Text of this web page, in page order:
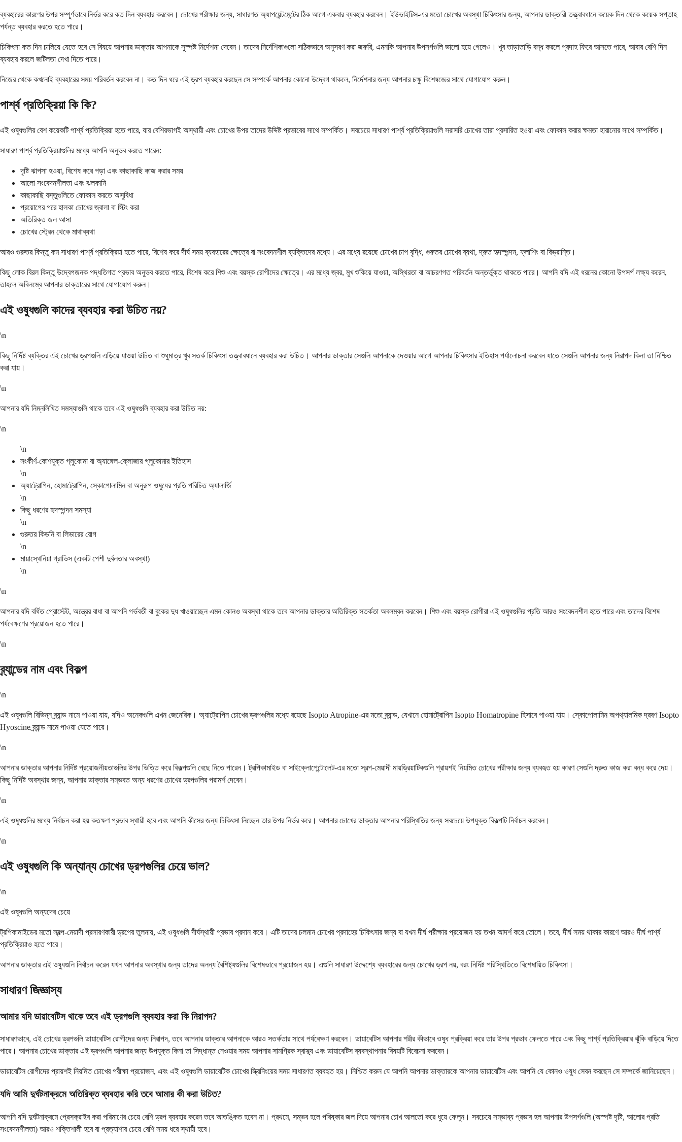
ব্যবহারের কারণের উপর সম্পূর্ণভাবে নির্ভর করে কত দিন ব্যবহার করবেন। চোখের পরীক্ষার জন্য, সাধারণত অ্যাপয়েন্টমেন্টের ঠিক আগে একবার ব্যবহার করবেন। ইউভাইটিস-এর মতো চোখের অবস্থা চিকিৎসার জন্য, আপনার ডাক্তারী তত্ত্বাবধানে কয়েক দিন থেকে কয়েক সপ্তাহ
পর্যন্ত ব্যবহার করতে হতে পারে।
চিকিৎসা কত দিন চালিয়ে যেতে হবে সে বিষয়ে আপনার ডাক্তার আপনাকে সুস্পষ্ট নির্দেশনা দেবেন। তাদের নির্দেশিকাগুলো সঠিকভাবে অনুসরণ করা জরুরি, এমনকি আপনার উপসর্গগুলি ভালো হয়ে গেলেও। খুব তাড়াতাড়ি বন্ধ করলে প্রদাহ ফিরে আসতে পারে, আবার বেশি দিন
ব্যবহার করলে জটিলতা দেখা দিতে পারে।
নিজের থেকে কখনোই ব্যবহারের সময় পরিবর্তন করবেন না। কত দিন ধরে এই ড্রপ ব্যবহার করছেন সে সম্পর্কে আপনার কোনো উদ্বেগ থাকলে, নির্দেশনার জন্য আপনার চক্ষু বিশেষজ্ঞের সাথে যোগাযোগ করুন।
পার্শ্ব প্রতিক্রিয়া কি কি?
এই ওষুধগুলির বেশ কয়েকটি পার্শ্ব প্রতিক্রিয়া হতে পারে, যার বেশিরভাগই অস্থায়ী এবং চোখের উপর তাদের উদ্দিষ্ট প্রভাবের সাথে সম্পর্কিত। সবচেয়ে সাধারণ পার্শ্ব প্রতিক্রিয়াগুলি সরাসরি চোখের তারা প্রসারিত হওয়া এবং ফোকাস করার ক্ষমতা হারানোর সাথে সম্পর্কিত।
সাধারণ পার্শ্ব প্রতিক্রিয়াগুলির মধ্যে আপনি অনুভব করতে পারেন:
দৃষ্টি ঝাপসা হওয়া, বিশেষ করে পড়া এবং কাছাকাছি কাজ করার সময়
আলো সংবেদনশীলতা এবং ঝলকানি
কাছাকাছি বস্তুগুলিতে ফোকাস করতে অসুবিধা
প্রয়োগের পরে হালকা চোখের জ্বালা বা স্টিং করা
অতিরিক্ত জল আসা
চোখের স্ট্রেন থেকে মাথাব্যথা
আরও গুরুতর কিন্তু কম সাধারণ পার্শ্ব প্রতিক্রিয়া হতে পারে, বিশেষ করে দীর্ঘ সময় ব্যবহারের ক্ষেত্রে বা সংবেদনশীল ব্যক্তিদের মধ্যে। এর মধ্যে রয়েছে চোখের চাপ বৃদ্ধি, গুরুতর চোখের ব্যথা, দ্রুত হৃদস্পন্দন, ফ্লাশিং বা বিভ্রান্তি।
কিছু লোক বিরল কিন্তু উদ্বেগজনক পদ্ধতিগত প্রভাব অনুভব করতে পারে, বিশেষ করে শিশু এবং বয়স্ক রোগীদের ক্ষেত্রে। এর মধ্যে জ্বর, মুখ শুকিয়ে যাওয়া, অস্থিরতা বা আচরণগত পরিবর্তন অন্তর্ভুক্ত থাকতে পারে। আপনি যদি এই ধরনের কোনো উপসর্গ লক্ষ্য করেন,
তাহলে অবিলম্বে আপনার ডাক্তারের সাথে যোগাযোগ করুন।
এই ওষুধগুলি কাদের ব্যবহার করা উচিত নয়?
\n
কিছু নির্দিষ্ট ব্যক্তির এই চোখের ড্রপগুলি এড়িয়ে যাওয়া উচিত বা শুধুমাত্র খুব সতর্ক চিকিৎসা তত্ত্বাবধানে ব্যবহার করা উচিত। আপনার ডাক্তার সেগুলি আপনাকে দেওয়ার আগে আপনার চিকিৎসার ইতিহাস পর্যালোচনা করবেন যাতে সেগুলি আপনার জন্য নিরাপদ কিনা তা নিশ্চিত
করা যায়।
\n
আপনার যদি নিম্নলিখিত সমস্যাগুলি থাকে তবে এই ওষুধগুলি ব্যবহার করা উচিত নয়:
\n
\n
সংকীর্ণ-কোণযুক্ত গ্লুকোমা বা অ্যাঙ্গেল-ক্লোজার গ্লুকোমার ইতিহাস
\n
অ্যাট্রোপিন, হোমাট্রোপিন, স্কোপোলামিন বা অনুরূপ ওষুধের প্রতি পরিচিত অ্যালার্জি
\n
কিছু ধরণের হৃদস্পন্দন সমস্যা
\n
গুরুতর কিডনি বা লিভারের রোগ
\n
মায়াস্থেনিয়া গ্রাভিস (একটি পেশী দুর্বলতার অবস্থা)
\n
\n
আপনার যদি বর্ধিত প্রোস্টেট, অন্ত্রের বাধা বা আপনি গর্ভবতী বা বুকের দুধ খাওয়াচ্ছেন এমন কোনও অবস্থা থাকে তবে আপনার ডাক্তার অতিরিক্ত সতর্কতা অবলম্বন করবেন। শিশু এবং বয়স্ক রোগীরা এই ওষুধগুলির প্রতি আরও সংবেদনশীল হতে পারে এবং তাদের বিশেষ
পর্যবেক্ষণের প্রয়োজন হতে পারে।
\n
ব্র্যান্ডের নাম এবং বিকল্প
\n
এই ওষুধগুলি বিভিন্ন ব্র্যান্ড নামে পাওয়া যায়, যদিও অনেকগুলি এখন জেনেরিক। অ্যাট্রোপিন চোখের ড্রপগুলির মধ্যে রয়েছে Isopto Atropine-এর মতো ব্র্যান্ড, যেখানে হোমাট্রোপিন Isopto Homatropine হিসাবে পাওয়া যায়। স্কোপোলামিন অপথ্যালমিক দ্রবণ Isopto
Hyoscine ব্র্যান্ড নামে পাওয়া যেতে পারে।
\n
আপনার ডাক্তার আপনার নির্দিষ্ট প্রয়োজনীয়তাগুলির উপর ভিত্তি করে বিকল্পগুলি বেছে নিতে পারেন। ট্রপিকামাইড বা সাইক্লোপেন্টোলেট-এর মতো স্বল্প-মেয়াদী মায়ড্রিয়াটিকগুলি প্রায়শই নিয়মিত চোখের পরীক্ষার জন্য ব্যবহৃত হয় কারণ সেগুলি দ্রুত কাজ করা বন্ধ করে দেয়।
কিছু নির্দিষ্ট অবস্থার জন্য, আপনার ডাক্তার সম্ভবত অন্য ধরণের চোখের ড্রপগুলির পরামর্শ দেবেন।
\n
এই ওষুধগুলির মধ্যে নির্বাচন করা হয় কতক্ষণ প্রভাব স্থায়ী হবে এবং আপনি কীসের জন্য চিকিৎসা নিচ্ছেন তার উপর নির্ভর করে। আপনার চোখের ডাক্তার আপনার পরিস্থিতির জন্য সবচেয়ে উপযুক্ত বিকল্পটি নির্বাচন করবেন।
\n
এই ওষুধগুলি কি অন্যান্য চোখের ড্রপগুলির চেয়ে ভাল?
\n
এই ওষুধগুলি অন্যদের চেয়ে
ট্রপিকামাইডের মতো স্বল্প-মেয়াদী প্রসারণকারী ড্রপের তুলনায়, এই ওষুধগুলি দীর্ঘস্থায়ী প্রভাব প্রদান করে। এটি তাদের চলমান চোখের প্রদাহের চিকিৎসার জন্য বা যখন দীর্ঘ পরীক্ষার প্রয়োজন হয় তখন আদর্শ করে তোলে। তবে, দীর্ঘ সময় থাকার কারণে আরও দীর্ঘ পার্শ্ব
প্রতিক্রিয়াও হতে পারে।
আপনার ডাক্তার এই ওষুধগুলি নির্বাচন করেন যখন আপনার অবস্থার জন্য তাদের অনন্য বৈশিষ্ট্যগুলির বিশেষভাবে প্রয়োজন হয়। এগুলি সাধারণ উদ্দেশ্যে ব্যবহারের জন্য চোখের ড্রপ নয়, বরং নির্দিষ্ট পরিস্থিতিতে বিশেষায়িত চিকিৎসা।
সাধারণ জিজ্ঞাস্য
আমার যদি ডায়াবেটিস থাকে তবে এই ড্রপগুলি ব্যবহার করা কি নিরাপদ?
সাধারণভাবে, এই চোখের ড্রপগুলি ডায়াবেটিস রোগীদের জন্য নিরাপদ, তবে আপনার ডাক্তার আপনাকে আরও সতর্কতার সাথে পর্যবেক্ষণ করবেন। ডায়াবেটিস আপনার শরীর কীভাবে ওষুধ প্রক্রিয়া করে তার উপর প্রভাব ফেলতে পারে এবং কিছু পার্শ্ব প্রতিক্রিয়ার ঝুঁকি বাড়িয়ে দিতে
পারে। আপনার চোখের ডাক্তার এই ড্রপগুলি আপনার জন্য উপযুক্ত কিনা তা সিদ্ধান্ত নেওয়ার সময় আপনার সামগ্রিক স্বাস্থ্য এবং ডায়াবেটিস ব্যবস্থাপনার বিষয়টি বিবেচনা করবেন।
ডায়াবেটিস রোগীদের প্রায়শই নিয়মিত চোখের পরীক্ষা প্রয়োজন, এবং এই ওষুধগুলি ডায়াবেটিক চোখের স্ক্রিনিংয়ের সময় সাধারণত ব্যবহৃত হয়। নিশ্চিত করুন যে আপনি আপনার ডাক্তারকে আপনার ডায়াবেটিস এবং আপনি যে কোনও ওষুধ সেবন করছেন সে সম্পর্কে জানিয়েছেন।
যদি আমি দুর্ঘটনাক্রমে অতিরিক্ত ব্যবহার করি তবে আমার কী করা উচিত?
আপনি যদি দুর্ঘটনাক্রমে প্রেসক্রাইব করা পরিমাণের চেয়ে বেশি ড্রপ ব্যবহার করেন তবে আতঙ্কিত হবেন না। প্রথমে, সম্ভব হলে পরিষ্কার জল দিয়ে আপনার চোখ আলতো করে ধুয়ে ফেলুন। সবচেয়ে সম্ভাব্য প্রভাব হল আপনার উপসর্গগুলি (অস্পষ্ট দৃষ্টি, আলোর প্রতি
সংবেদনশীলতা) আরও শক্তিশালী হবে বা প্রত্যাশার চেয়ে বেশি সময় ধরে স্থায়ী হবে।